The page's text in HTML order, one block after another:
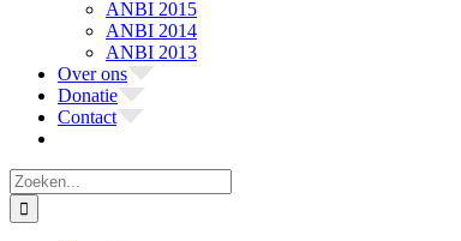
ANBI 2015
ANBI 2014
ANBI 2013
Over ons
Donatie
Contact
Zoeken
naar: